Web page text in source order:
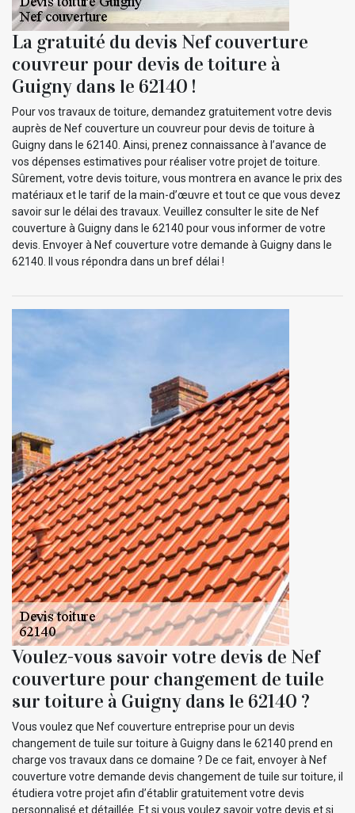
La gratuité du devis Nef couverture
couvreur pour devis de toiture à
Guigny dans le 62140 !
Pour vos travaux de toiture, demandez gratuitement votre devis
auprès de Nef couverture un couvreur pour devis de toiture à
Guigny dans le 62140. Ainsi, prenez connaissance à l’avance de
vos dépenses estimatives pour réaliser votre projet de toiture.
Sûrement, votre devis toiture, vous montrera en avance le prix des
matériaux et le tarif de la main-d’œuvre et tout ce que vous devez
savoir sur le délai des travaux. Veuillez consulter le site de Nef
couverture à Guigny dans le 62140 pour vous informer de votre
devis. Envoyer à Nef couverture votre demande à Guigny dans le
62140. Il vous répondra dans un bref délai !
Voulez-vous savoir votre devis de Nef
couverture pour changement de tuile
sur toiture à Guigny dans le 62140 ?
Vous voulez que Nef couverture entreprise pour un devis
changement de tuile sur toiture à Guigny dans le 62140 prend en
charge vos travaux dans ce domaine ? De ce fait, envoyer à Nef
couverture votre demande devis changement de tuile sur toiture, il
étudiera votre projet afin d’établir gratuitement votre devis
personnalisé et détaillée. Et si vous voulez savoir votre devis et si